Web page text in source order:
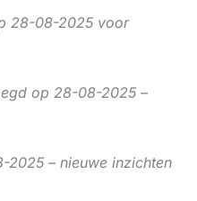
28-08-2025 voor
op 28-08-2025 –
– nieuwe inzichten